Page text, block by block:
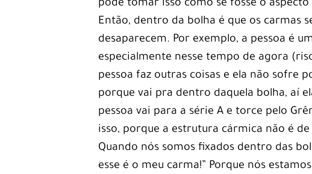
pode tomar isso como se fosse o
Então, dentro da bolha é que os carmas
desaparecem. Por exemplo, a pessoa é
especialmente nesse tempo de agora
pessoa faz outras coisas e ela não sofre
porque vai pra dentro daquela bolha, aí
pessoa vai para a série A e torce pelo
isso, porque a estrutura cármica não é
Quando nós somos fixados dentro das
esse é o meu carma!” Porque nós